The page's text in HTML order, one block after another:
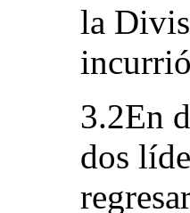
la
3.2En
dos